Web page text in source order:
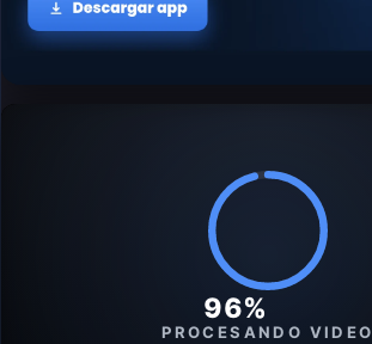
96%
PROCESANDO VIDEO